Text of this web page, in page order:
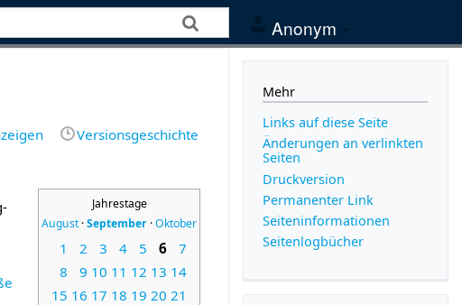
Anonym
Versionsgeschichte
Jahrestage
August·September ·Oktober
1 2 3 4 5 6
7
8
9 10 11 12 13 14
15 16 17 18 19 20 21
Mehr
Links auf diese Seite
Änderungen an verlinkten
Seiten
Druckversion
Permanenter Link
Seiten­­informationen
Seitenlogbücher